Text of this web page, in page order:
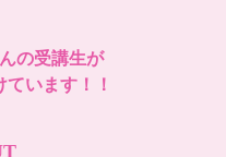
の受講生が
います！！